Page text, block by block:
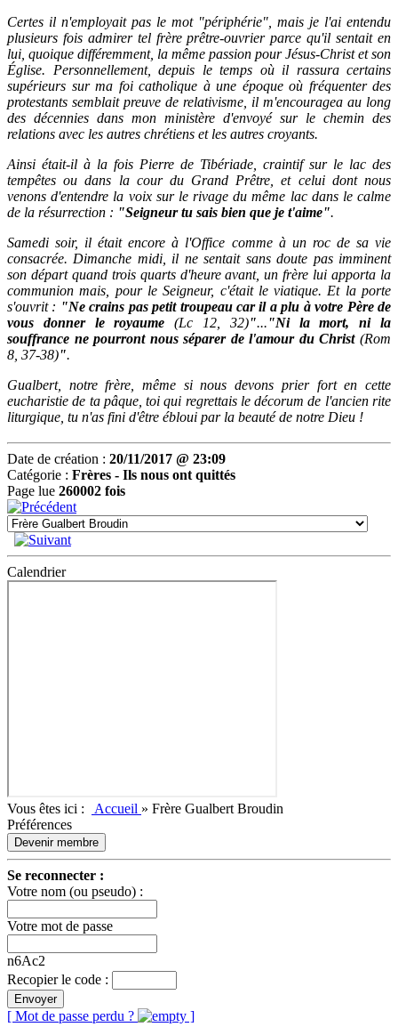
Certes il n'employait pas le mot "périphérie", mais je l'ai entendu
plusieurs fois admirer tel frère prêtre-ouvrier parce qu'il sentait en
lui, quoique différemment, la même passion pour Jésus-Christ et son
Église. Personnellement, depuis le temps où il rassura certains
supérieurs sur ma foi catholique à une époque où fréquenter des
protestants semblait preuve de relativisme, il m'encouragea au long
des décennies dans mon ministère d'envoyé sur le chemin des
relations avec les autres chrétiens et les autres croyants.
Ainsi était-il à la fois Pierre de Tibériade, craintif sur le lac des
tempêtes ou dans la cour du Grand Prêtre, et celui dont nous
venons d'entendre la voix sur le rivage du même lac dans le calme
de la résurrection : "Seigneur tu sais bien que je t'aime".
Samedi soir, il était encore à l'Office comme à un roc de sa vie
consacrée. Dimanche midi, il ne sentait sans doute pas imminent
son départ quand trois quarts d'heure avant, un frère lui apporta la
communion mais, pour le Seigneur, c'était le viatique. Et la porte
s'ouvrit : "Ne crains pas petit troupeau car il a plu à votre Père de
vous donner le royaume(Lc 12, 32)"..."Ni la mort, ni la
souffrance ne pourront nous séparer de l'amour du Christ(Rom
8, 37-38)".
Gualbert, notre frère, même si nous devons prier fort en cette
eucharistie de ta pâque, toi qui regrettais le décorum de l'ancien rite
liturgique, tu n'as fini d'être ébloui par la beauté de notre Dieu !
Date de création : 20/11/2017 @ 23:09
Catégorie : Frères - Ils nous ont quittés
Page lue 260002 fois
Calendrier
Vous êtes ici : Accueil » Frère Gualbert Broudin
Préférences
Devenir membre
Se reconnecter :
Votre nom (ou pseudo) :
Votre mot de passe
n6Ac2
Recopier le code :
Envoyer
[ Mot de passe perdu ? ]